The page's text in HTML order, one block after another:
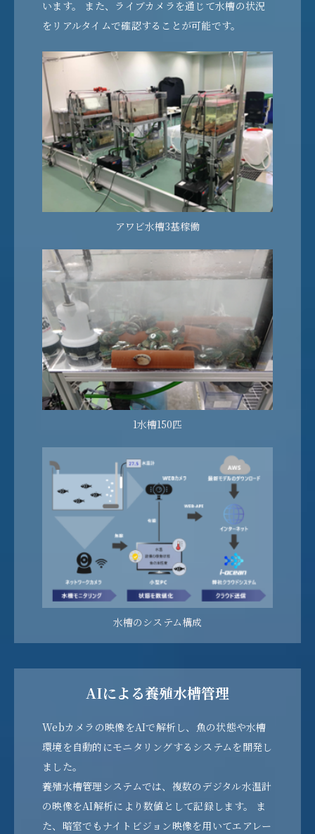
います。 また、ライブカメラを通じて水槽の状況
をリアルタイムで確認することが可能です。
アワビ水槽3基稼働
1水槽150匹
水槽のシステム構成
AIによる養殖水槽管理
Webカメラの映像をAIで解析し、魚の状態や水槽
環境を自動的にモニタリングするシステムを開発し
ました。
養殖水槽管理システムでは、複数のデジタル水温計
の映像をAI解析により数値として記録します。 ま
た、暗室でもナイトビジョン映像を用いてエアレー